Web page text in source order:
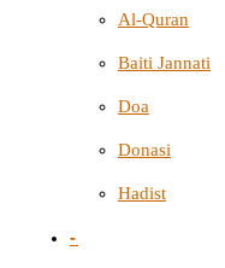
Al-Quran
Baiti Jannati
Doa
Donasi
Hadist
-